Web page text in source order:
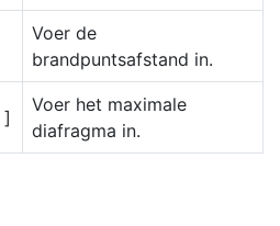
Voer de
brandpuntsafstand in.
]
Voer het maximale
diafragma in.